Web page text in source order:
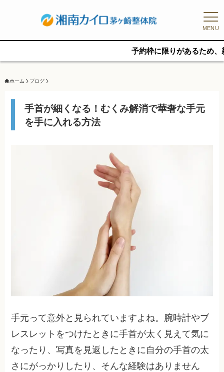
MENU
予約枠に限りがあるため、新規の予
ホーム ブログ
手首が細くなる！むくみ解消で華奢な手元
を手に入れる方法
手元って意外と見られていますよね。腕時計やブ
レスレットをつけたときに手首が太く見えて気に
なったり、写真を見返したときに自分の手首の太
さにがっかりしたり、そんな経験はありません